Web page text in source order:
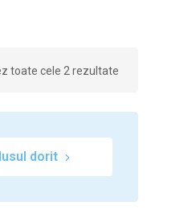
toate cele 2 rezultate
dorit